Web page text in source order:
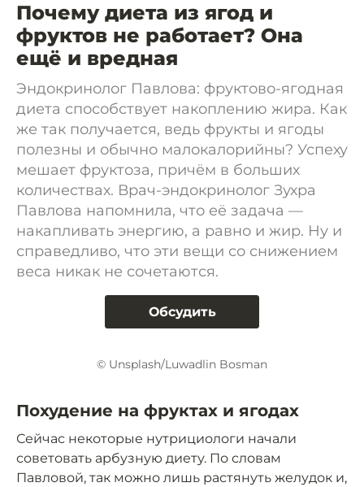
Почему диета из ягод и
фруктов не работает? Она
ещё и вредная
Эндокринолог Павлова: фруктово-ягодная
диета способствует накоплению жира. Как
же так получается, ведь фрукты и ягоды
полезны и обычно малокалорийны? Успеху
мешает фруктоза, причём в больших
количествах. Врач-эндокринолог Зухра
Павлова напомнила, что её задача —
накапливать энергию, а равно и жир. Ну и
справедливо, что эти вещи со снижением
веса никак не сочетаются.
Обсудить
© Unsplash/Luwadlin Bosman
Похудение на фруктах и ягодах
Сейчас некоторые нутрициологи начали
советовать арбузную диету. По словам
Павловой, так можно лишь растянуть желудок и,